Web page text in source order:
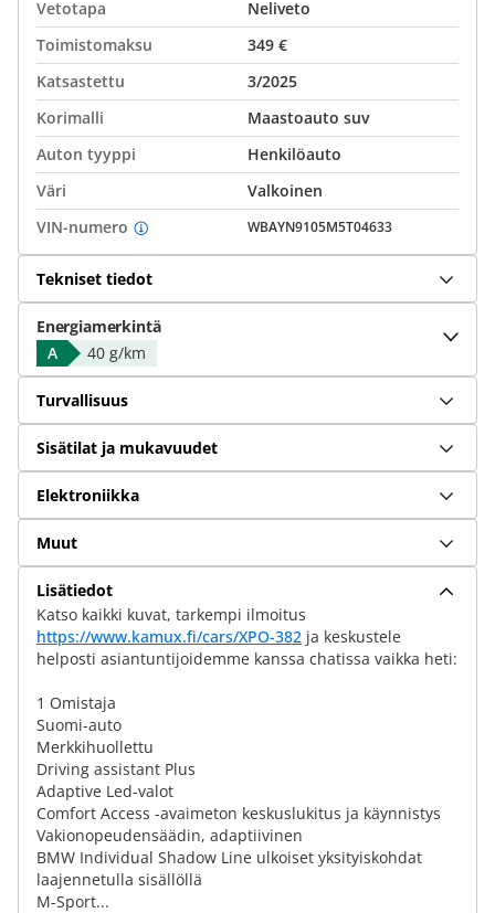
Vetotapa
Neliveto
Toimistomaksu
349 €
Katsastettu
3/2025
Korimalli
Maastoauto suv
Auton tyyppi
Henkilöauto
Väri
Valkoinen
VIN-numero
WBAYN9105M5T04633
Tekniset tiedot
Energiamerkintä
A
40 g/km
Turvallisuus
Sisätilat ja mukavuudet
Elektroniikka
Muut
Lisätiedot
Katso kaikki kuvat, tarkempi ilmoitus
https://www.kamux.fi/cars/XPO-382 ja keskustele
helposti asiantuntijoidemme kanssa chatissa vaikka heti:
1 Omistaja
Suomi-auto
Merkkihuollettu
Driving assistant Plus
Adaptive Led-valot
Comfort Access -avaimeton keskuslukitus ja käynnistys
Vakionopeudensäädin, adaptiivinen
BMW Individual Shadow Line ulkoiset yksityiskohdat
laajennetulla sisällöllä
M-Sport...